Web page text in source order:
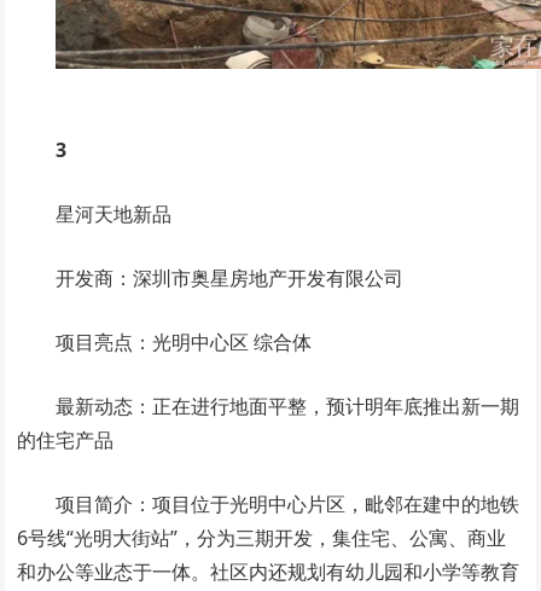
3
星河天地新品
开发商：深圳市奥星房地产开发有限公司
项目亮点：光明中心区 综合体
最新动态：正在进行地面平整，预计明年底推出新一期
的住宅产品
项目简介：项目位于光明中心片区，毗邻在建中的地铁
6号线“光明大街站”，分为三期开发，集住宅、公寓、商业
和办公等业态于一体。社区内还规划有幼儿园和小学等教育